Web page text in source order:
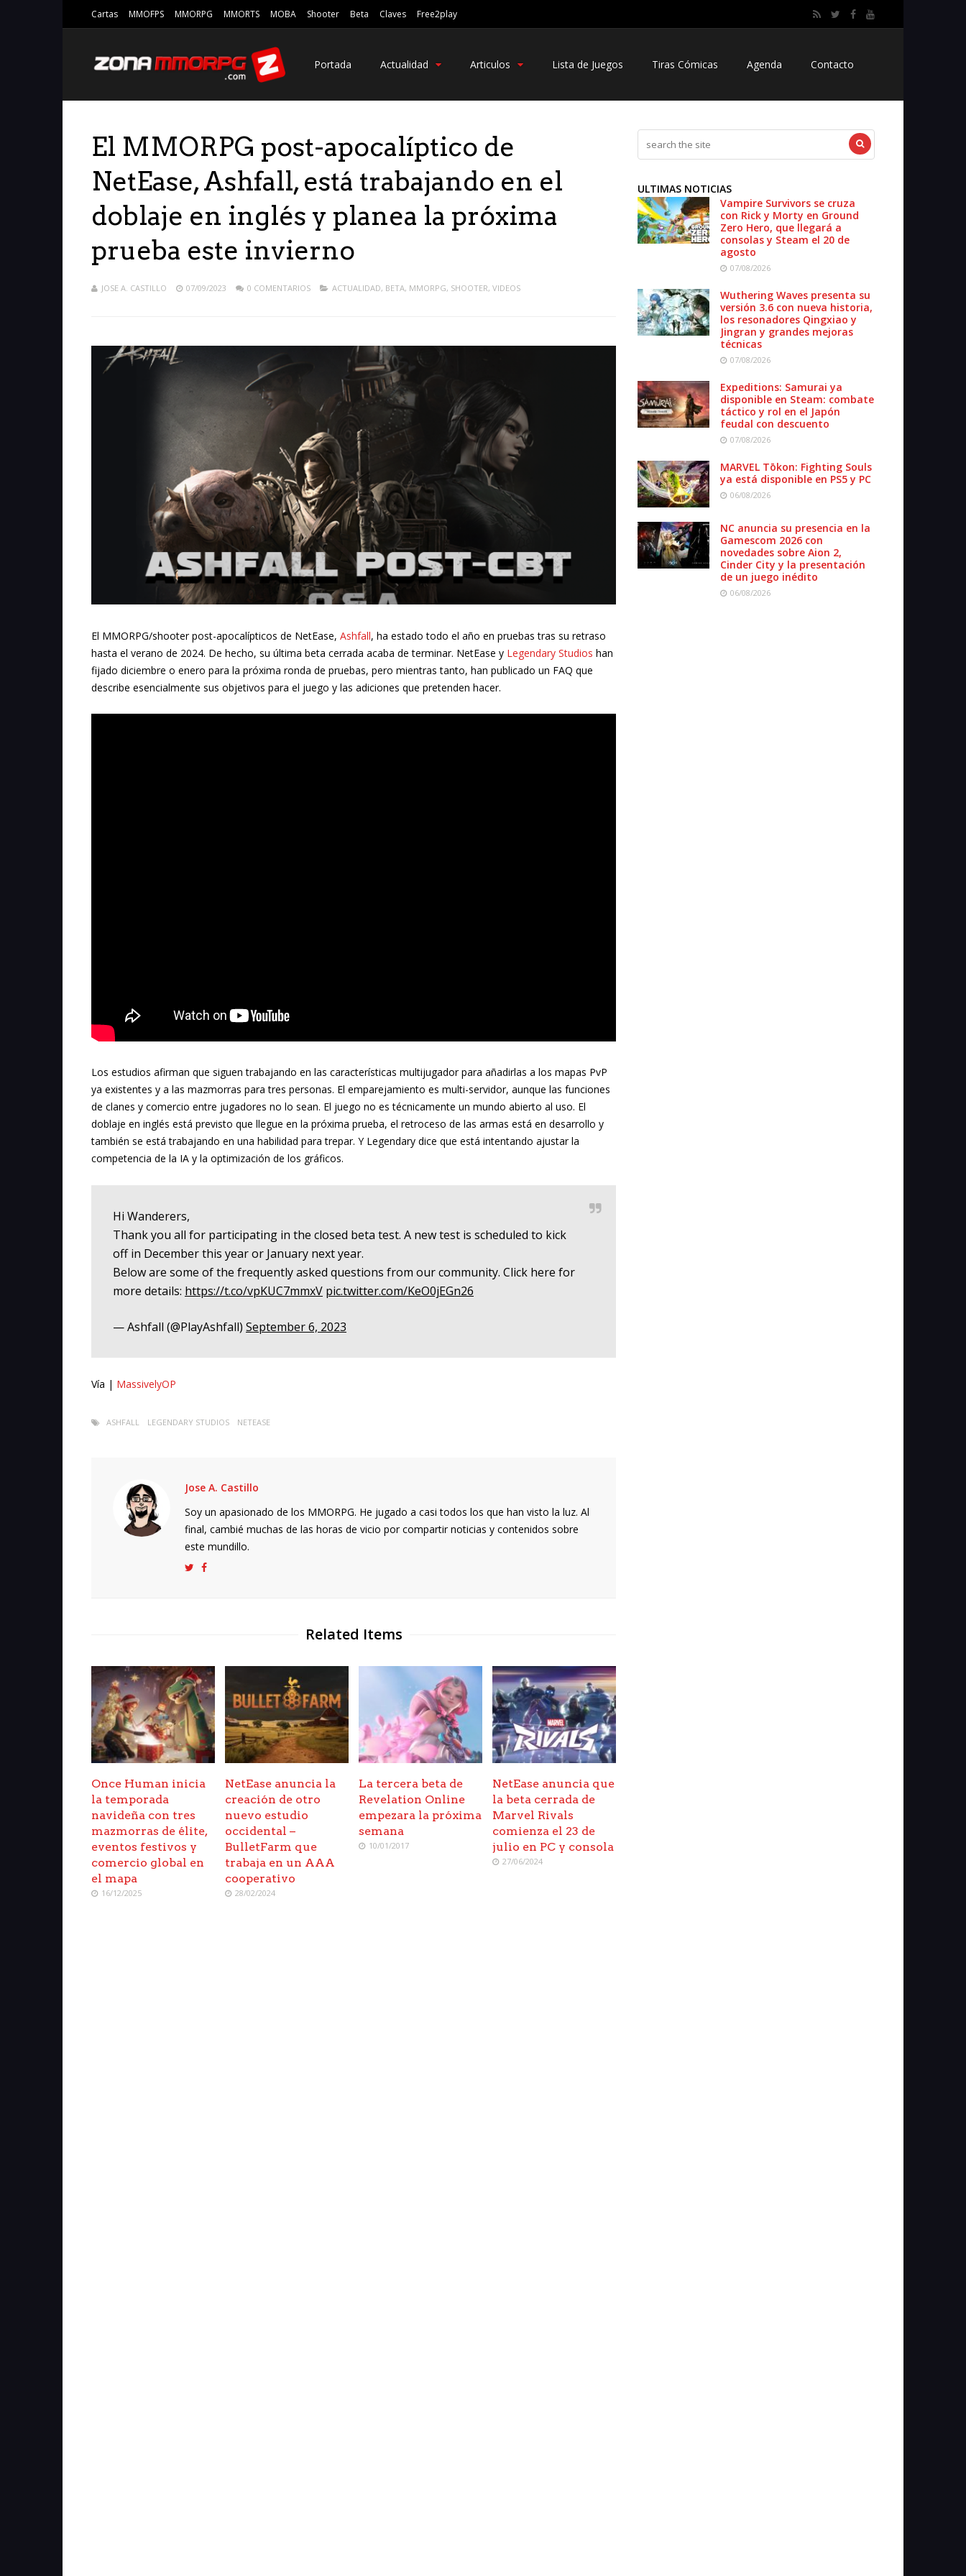
Cartas MMOFPS MMORPG MMORTS MOBA Shooter Beta Claves Free2play
Portada Actualidad Articulos Lista de Juegos Tiras Cómicas Agenda Contacto
El MMORPG post-apocalíptico de
NetEase, Ashfall, está trabajando en el
doblaje en inglés y planea la próxima
prueba este invierno
JOSE A. CASTILLO 07/09/2023 0 COMENTARIOS ACTUALIDAD, BETA, MMORPG, SHOOTER, VIDEOS
El MMORPG/shooter post-apocalípticos de NetEase, Ashfall, ha estado todo el año en pruebas tras su retraso
hasta el verano de 2024. De hecho, su última beta cerrada acaba de terminar. NetEase y Legendary Studios han
fijado diciembre o enero para la próxima ronda de pruebas, pero mientras tanto, han publicado un FAQ que
describe esencialmente sus objetivos para el juego y las adiciones que pretenden hacer.
Los estudios afirman que siguen trabajando en las características multijugador para añadirlas a los mapas PvP
ya existentes y a las mazmorras para tres personas. El emparejamiento es multi-servidor, aunque las funciones
de clanes y comercio entre jugadores no lo sean. El juego no es técnicamente un mundo abierto al uso. El
doblaje en inglés está previsto que llegue en la próxima prueba, el retroceso de las armas está en desarrollo y
también se está trabajando en una habilidad para trepar. Y Legendary dice que está intentando ajustar la
competencia de la IA y la optimización de los gráficos.
Hi Wanderers,
Thank you all for participating in the closed beta test. A new test is scheduled to kick
off in December this year or January next year.
Below are some of the frequently asked questions from our community. Click here for
more details: https://t.co/vpKUC7mmxV pic.twitter.com/KeO0jEGn26
— Ashfall (@PlayAshfall) September 6, 2023
Vía | MassivelyOP
ASHFALL LEGENDARY STUDIOS NETEASE
Jose A. Castillo
Soy un apasionado de los MMORPG. He jugado a casi todos los que han visto la luz. Al
final, cambié muchas de las horas de vicio por compartir noticias y contenidos sobre
este mundillo.
Related Items
Once Human inicia
la temporada
navideña con tres
mazmorras de élite,
eventos festivos y
comercio global en
el mapa
16/12/2025
NetEase anuncia la
creación de otro
nuevo estudio
occidental –
BulletFarm que
trabaja en un AAA
cooperativo
28/02/2024
La tercera beta de
Revelation Online
empezara la próxima
semana
10/01/2017
NetEase anuncia que
la beta cerrada de
Marvel Rivals
comienza el 23 de
julio en PC y consola
27/06/2024
ULTIMAS NOTICIAS
Vampire Survivors se cruza
con Rick y Morty en Ground
Zero Hero, que llegará a
consolas y Steam el 20 de
agosto
07/08/2026
Wuthering Waves presenta su
versión 3.6 con nueva historia,
los resonadores Qingxiao y
Jingran y grandes mejoras
técnicas
07/08/2026
Expeditions: Samurai ya
disponible en Steam: combate
táctico y rol en el Japón
feudal con descuento
07/08/2026
MARVEL Tōkon: Fighting Souls
ya está disponible en PS5 y PC
06/08/2026
NC anuncia su presencia en la
Gamescom 2026 con
novedades sobre Aion 2,
Cinder City y la presentación
de un juego inédito
06/08/2026